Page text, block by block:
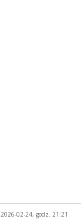
2026-02-24, godz. 21:21